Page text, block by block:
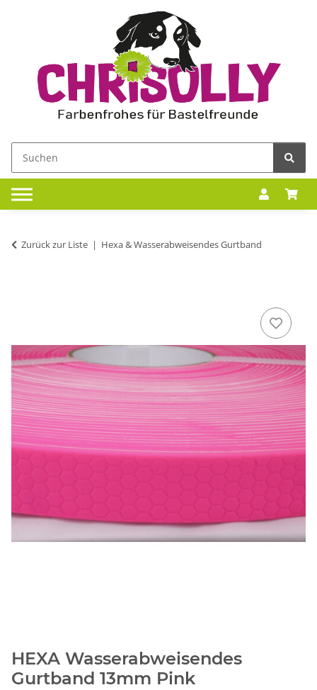
Zurück zur Liste Hexa & Wasserabweisendes Gurtband
HEXA Wasserabweisendes
Gurtband 13mm Pink